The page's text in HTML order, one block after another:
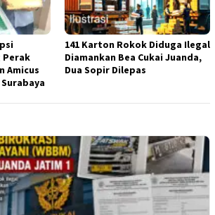
Perak
Amicus
141 Karton Rokok Diduga Ilegal
Diamankan Bea Cukai Juanda,
Dua Sopir Dilepas